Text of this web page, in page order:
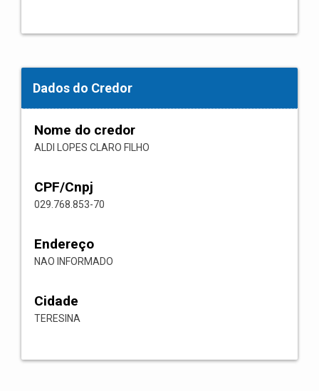
Dados do Credor
Nome do credor
ALDI LOPES CLARO FILHO
CPF/Cnpj
029.768.853-70
Endereço
NAO INFORMADO
Cidade
TERESINA